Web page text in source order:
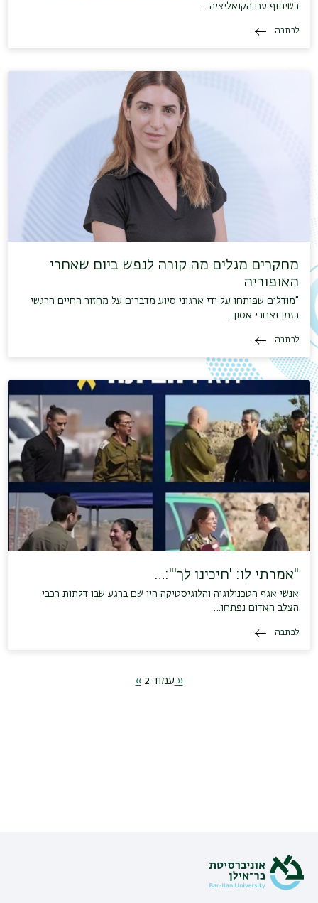
בשיתוף עם הקואליציה…
לכתבה
מחקרים מגלים מה קורה לנפש ביום שאחרי
האופוריה
"מודלים שפותחו על ידי ארגוני סיוע מדברים על מחזור החיים הרגשי
בזמן ואחרי אסון…
לכתבה
"אמרתי לו: 'חיכינו לך'":…
אנשי אגף הטכנולוגיה והלוגיסטיקה היו שם ברגע שבו דלתות רכבי
הצלב האדום נפתחו…
לכתבה
העמוד
‹‹ עמוד 2
הדף
››